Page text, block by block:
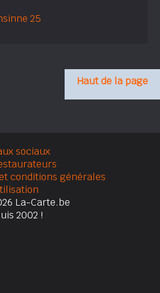
25
Haut de la page
sociaux
conditions générales
La-Carte.be
2002 !